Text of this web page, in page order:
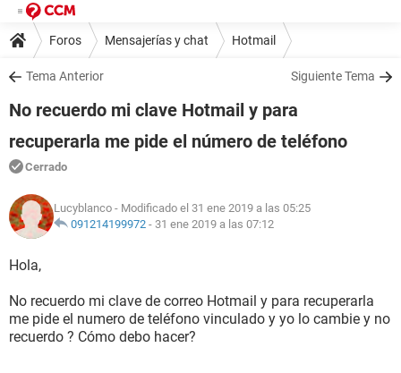
Foros Mensajerías y chat Hotmail
Tema Anterior Siguiente Tema
No recuerdo mi clave Hotmail y para
recuperarla me pide el número de teléfono
Cerrado
Lucyblanco - Modificado el 31 ene 2019 a las 05:25
091214199972 - 31 ene 2019 a las 07:12
Hola,
No recuerdo mi clave de correo Hotmail y para recuperarla
me pide el numero de teléfono vinculado y yo lo cambie y no
recuerdo ? Cómo debo hacer?